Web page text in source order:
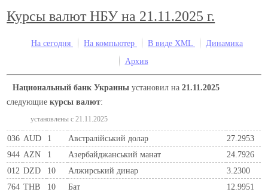
Курсы валют НБУ на 21.11.2025 г.
На сегодня На компьютер В виде XML
Динамика
Архив
Национальный банк Украины установил на21.11.2025
следующиекурсы валют:
установлены c 21.11.2025
036 AUD 1 Австралійський долар
27.2953
944 AZN 1 Азербайджанський манат
24.7926
012 DZD 10 Алжирський динар
3.2300
764 THB 10 Бат
12.9951